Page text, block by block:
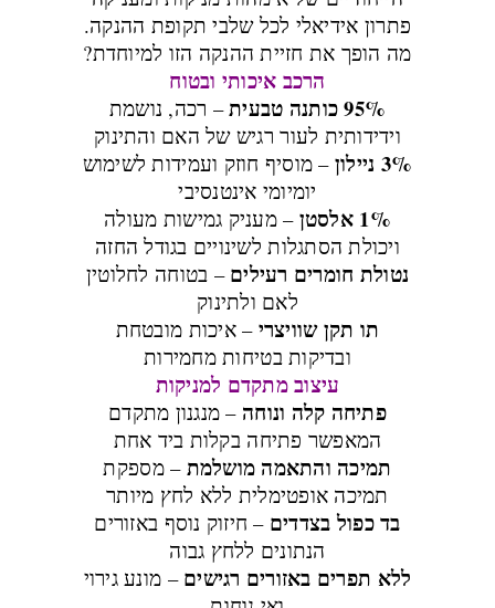
פתרון אידיאלי לכל שלבי תקופת ההנקה.
מה הופך את חזיית ההנקה הזו למיוחדת?
הרכב איכותי ובטוח
95% כותנה טבעית
– רכה, נושמת
וידידותית לעור רגיש של האם והתינוק
3% ניילון
– מוסיף חוזק ועמידות לשימוש
יומיומי אינטנסיבי
1% אלסטן
– מעניק גמישות מעולה
ויכולת הסתגלות לשינויים בגודל החזה
נטולת חומרים רעילים – בטוחה לחלוטין
לאם ולתינוק
תו תקן שוויצרי – איכות מובטחת
ובדיקות בטיחות מחמירות
עיצוב מתקדם למניקות
פתיחה קלה ונוחה – מנגנון מתקדם
המאפשר פתיחה בקלות ביד אחת
תמיכה והתאמה מושלמת – מספקת
תמיכה אופטימלית ללא לחץ מיותר
בד כפול בצדדים – חיזוק נוסף באזורים
הנתונים ללחץ גבוה
ללא תפרים באזורים רגישים – מונע גירוי